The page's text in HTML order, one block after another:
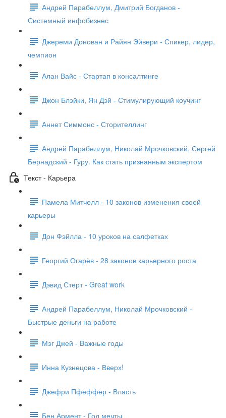
Андрей Парабеллум, Дмитрий Богданов -
Системный инфобизнес
Джереми Донован и Райян Эйвери - Спикер, лидер,
чемпион
Алан Вайс - Стартап в консалтинге
Джон Блэйки, Ян Дэй - Стимулирующий коучинг
Аннет Симмонс - Сторителлинг
Андрей Парабеллум, Николай Мрочковский, Сергей
Бернадский - Гуру. Как стать признанным экспертом
Текст - Карьера
Памела Митчелл - 10 законов изменения своей
карьеры
Дон Фэйлла - 10 уроков на салфетках
Георгий Огарёв - 28 законов карьерного роста
Дэвид Стерт - Great work
Андрей Парабеллум, Николай Мрочковский -
Быстрые деньги на работе
Мэг Джей - Важные годы
Инна Кузнецова - Вверх!
Джефри Пфеффер - Власть
Бен Армент - Год мечты